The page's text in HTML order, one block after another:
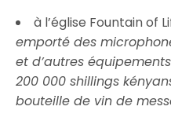
à l’église Fountain of
emporté des
et d’autres
200 000 shillings
bouteille de vin de